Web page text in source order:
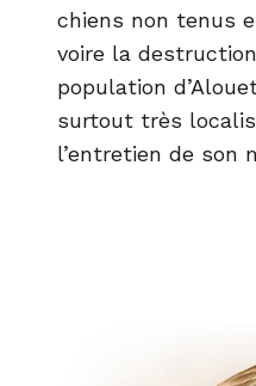
chiens non tenus
voire la
population
surtout très
l’entretien de son